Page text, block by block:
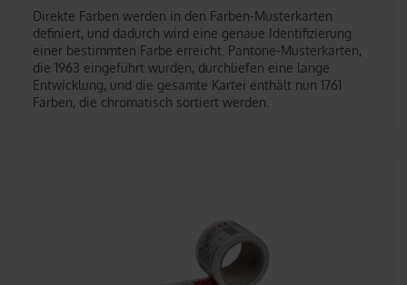
Direkte Farben werden in den Farben-Musterkarten
definiert, und dadurch wird eine genaue Identifizierung
einer bestimmten Farbe erreicht. Pantone-Musterkarten,
die 1963 eingeführt wurden, durchliefen eine lange
Entwicklung, und die gesamte Kartei enthält nun 1761
Farben, die chromatisch sortiert werden.